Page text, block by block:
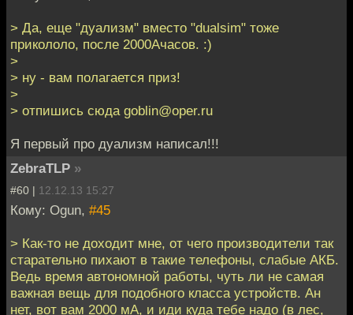
> Да, еще "дуализм" вместо "dualsim" тоже
прикололо, после 2000Ачасов. :)
>
> ну - вам полагается приз!
>
> отпишись сюда goblin@oper.ru
Я первый про дуализм написал!!!
ZebraTLP »
#60 | 12.12.13 15:27
Кому: Ogun, #45
> Как-то не доходит мне, от чего производители так
старательно пихают в такие телефоны, слабые АКБ.
Ведь время автономной работы, чуть ли не самая
важная вещь для подобного класса устройств. Ан
нет, вот вам 2000 мА, и иди куда тебе надо (в лес,